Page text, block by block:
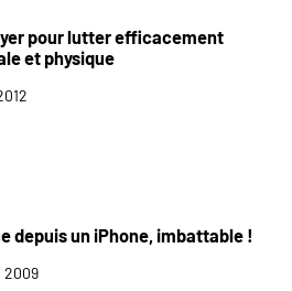
pour lutter efficacement
et physique
depuis un iPhone, imbattable !
2009